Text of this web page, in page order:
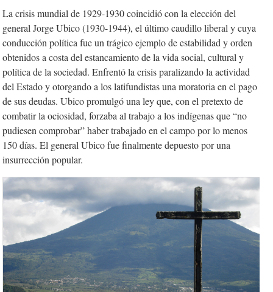
La crisis mundial de 1929-1930 coincidió con la elección del
general Jorge Ubico (1930-1944), el último caudillo liberal y cuya
conducción política fue un trágico ejemplo de estabilidad y orden
obtenidos a costa del estancamiento de la vida social, cultural y
política de la sociedad. Enfrentó la crisis paralizando la actividad
del Estado y otorgando a los latifundistas una moratoria en el pago
de sus deudas. Ubico promulgó una ley que, con el pretexto de
combatir la ociosidad, forzaba al trabajo a los indígenas que “no
pudiesen comprobar” haber trabajado en el campo por lo menos
150 días. El general Ubico fue finalmente depuesto por una
insurrección popular.